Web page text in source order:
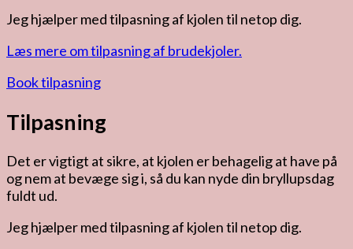
Jeg hjælper med tilpasning af kjolen til netop dig.
Læs mere om tilpasning af brudekjoler.
Book tilpasning
Tilpasning
Det er vigtigt at sikre, at kjolen er behagelig at have på
og nem at bevæge sig i, så du kan nyde din bryllupsdag
fuldt ud.
Jeg hjælper med tilpasning af kjolen til netop dig.